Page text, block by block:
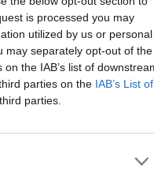
is processed you may
utilized by us or personal
may separately opt-out of the
the IAB’s list of
parties on the IAB’s List of
parties.